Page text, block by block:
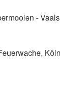
- Vaals
Köln